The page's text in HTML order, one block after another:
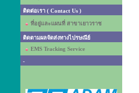
ติดต่อเรา ( Contact Us )
ที่อยู่และแผนที่ สาขาเยาวราช
ติดตามผลจัดส่งทางไปรษณีย์
EMS Tracking Service
-